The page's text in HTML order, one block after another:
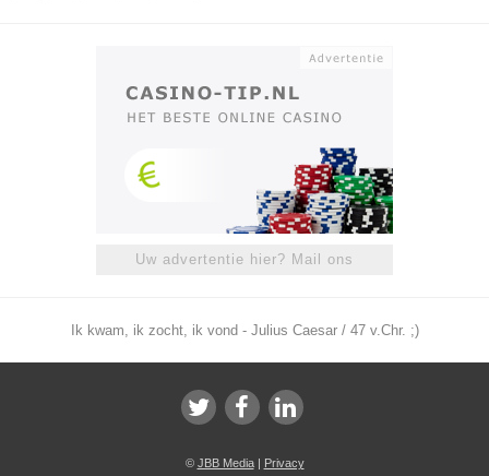
Uw advertentie hier? Mail ons
Ik kwam, ik zocht, ik vond - Julius Caesar / 47 v.Chr. ;)
© JBB Media| Privacy